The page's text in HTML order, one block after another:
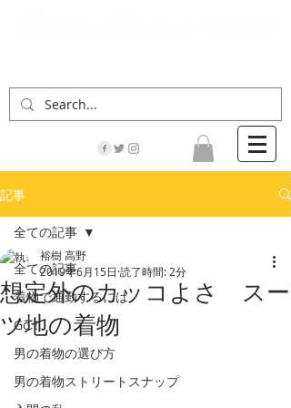
記事
全ての記事
着物で通勤するには
Go！
男の着物の選び方
男の着物ストリートスナップ
全ての記事
想定外のカッコよさ スー
ツ地の着物
裕樹 高野
2019年6月15日 読了時間: 2分